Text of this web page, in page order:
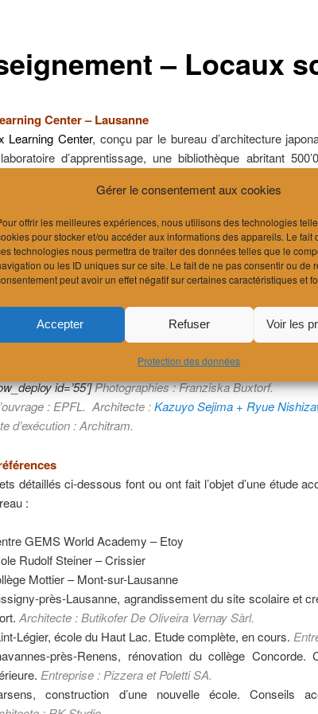
Gérer le consentement aux cookies
offrir les meilleures expériences, nous utilisons des technologies
pour stocker et/ou accéder aux informations des appareils. Le fait
technologies nous permettra de traiter des données telles que le
ou les ID uniques sur ce site. Le fait de ne pas consentir ou de
peut avoir un effet négatif sur certaines caractéristiques et
Accepter Refuser Voir les
Protection des données
– Locaux
Center – Lausanne
Learning Center, conçu par le bureau d’architecture
d’apprentissage, une bibliothèque abritant
international.
enjeux acoustiques liés à la conception d’un tel
cohabiter les différents espaces avec pour contrainte
le cloisonnement. Un traitement absorbant acoustique
au plafond afin d’obtenir une valeur de
une moquette permettant d’absorber les bruits de pas
dans l’espace recouvre l’ensemble du plancher. Il en
calme et propice à l’apprentissage pour les
d’étudiants.
id=’55’]Photographies : Franziska Buxtorf.
: EPFL. Architecte :Kazuyo Sejima + Ryue
d’exécution :Architram.
détaillés ci-dessous font ou ont fait l’objet d’une étude
:
GEMS World Academy – Etoy
Rudolf Steiner – Crissier
Mottier – Mont-sur-Lausanne
près-Lausanne, agrandissement du site scolaire et
Architecte : Butikofer De Oliveira Vernay Sàrl.
Légier, école du Haut Lac. Etude complète, en cours.
près-Renens, rénovation du collège Concorde.
Entreprise : Pizzera et Poletti SA.
construction d’une nouvelle école. Conseils